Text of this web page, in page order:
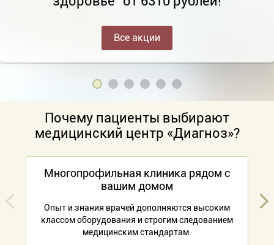
Все акции
Почему пациенты выбирают
медицинский центр «Диагноз»?
Многопрофильная клиника рядом с
вашим домом
Опыт и знания врачей дополняются высоким
классом оборудования и строгим следованием
медицинским стандартам.